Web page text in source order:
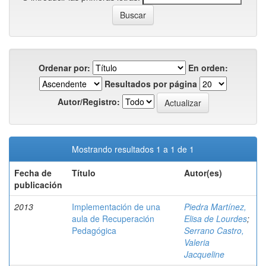
Ordenar por:
En orden:
Resultados por página
Autor/Registro:
Mostrando resultados 1 a 1 de 1
Fecha de
publicación
Título Autor(es)
2013
Implementación de una
aula de Recuperación
Pedagógica
Piedra Martínez,
Elisa de Lourdes;
Serrano Castro,
Valeria
Jacqueline